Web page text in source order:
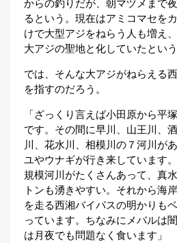
からの釣りだが、朝マヅメまで
るという。現在はアミコマセを
けで大型アジをねらう人も増え
大アジの聖地と化していたという
では、そんな大アジがねらえる
を指すのだろう。
「ざっくり言えば小田原から平
です。その間に早川、山王川、
川、花水川、相模川の７河川が
ユやウナギが行き来しています
規模河川がたくさんあって、真
トンも湧きやすい。それから海
を走る西湘バイパスの明かりも
っています。ちなみにメバルは
は月夜でも問題なく食います」
🐟 Basser （バ
ス釣り）
Northanglers （北
海道）
月
刊
つ
り
人
ブ
ロ
グ